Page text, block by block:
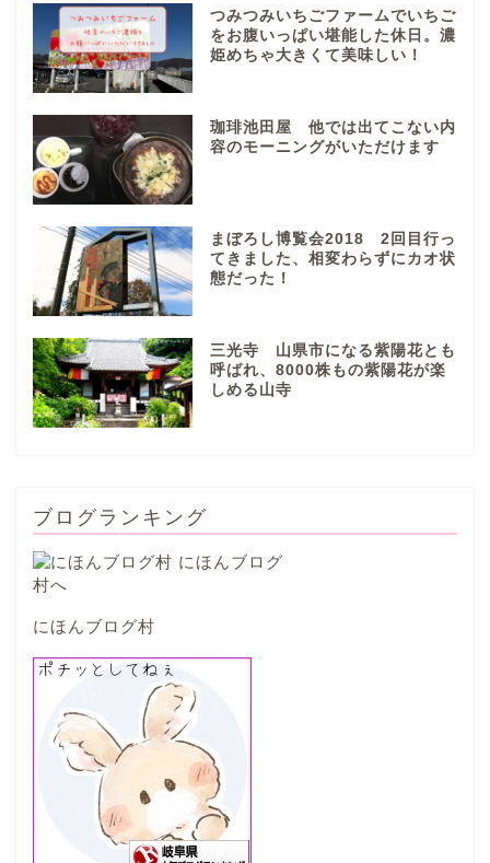
つみつみいちごファームでいちご
をお腹いっぱい堪能した休日。濃
姫めちゃ大きくて美味しい！
珈琲池田屋 他では出てこない内
容のモーニングがいただけます
まぼろし博覧会2018 2回目行っ
てきました、相変わらずにカオ状
態だった！
三光寺 山県市になる紫陽花とも
呼ばれ、8000株もの紫陽花が楽
しめる山寺
ブログランキング
にほんブログ村
ぎふまるけ内の記事と写真
（画像）＆掲載情報につい
ての注意事項など
岐阜地域
各務原市
山県市